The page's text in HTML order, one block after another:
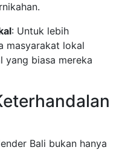
: Untuk lebih
masyarakat lokal
yang biasa mereka
Bali bukan hanya